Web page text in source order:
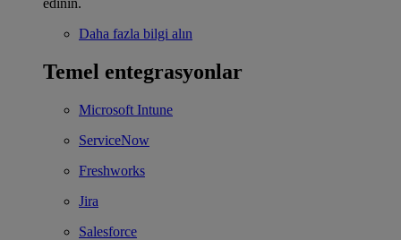
edinin.
Daha fazla bilgi alın
Temel entegrasyonlar
Microsoft Intune
ServiceNow
Freshworks
Jira
Salesforce